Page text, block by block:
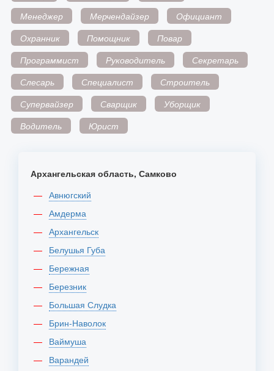
Менеджер
Мерчендайзер
Официант
Охранник
Помощник
Повар
Программист
Руководитель
Секретарь
Слесарь
Специалист
Строитель
Супервайзер
Сварщик
Уборщик
Водитель
Юрист
Архангельская область, Самково
Авнюгский
Амдерма
Архангельск
Белушья Губа
Бережная
Березник
Большая Слудка
Брин-Наволок
Ваймуша
Варандей